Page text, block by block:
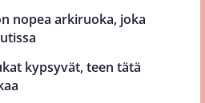
nopea arkiruoka, joka
kypsyvät, teen tätä